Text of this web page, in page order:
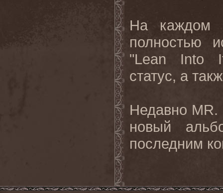
На каждом
полностью
"Lean Into
статус, а
Недавно MR.
новый
последним